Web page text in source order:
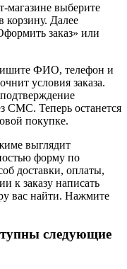
магазине выберите
корзину. Далее
заказ» или
ФИО, телефон и
условия заказа.
СМС. Теперь останется
покупке.
выглядит
форму по
доставки, оплаты,
к заказу написать
вас найти. Нажмите
следующие